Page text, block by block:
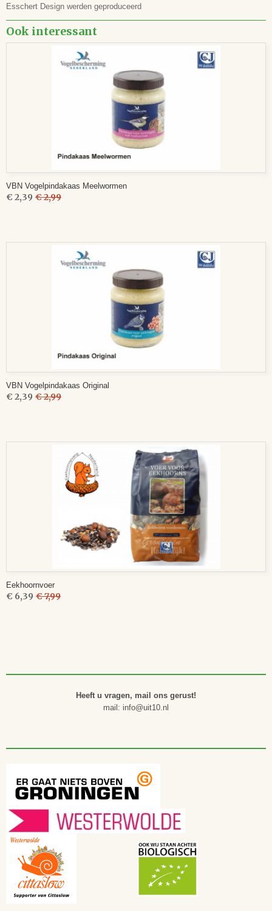
Esschert Design werden geproduceerd
Ook interessant
VBN Vogelpindakaas Meelwormen
€ 2,39 € 2,99
VBN Vogelpindakaas Original
€ 2,39 € 2,99
Eekhoornvoer
€ 6,39 € 7,99
Heeft u vragen, mail ons gerust!
mail: info@uit10.nl